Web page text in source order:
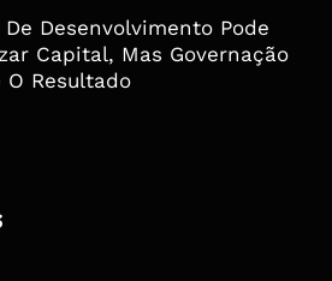
De Desenvolvimento Pode
Capital, Mas Governação
O Resultado